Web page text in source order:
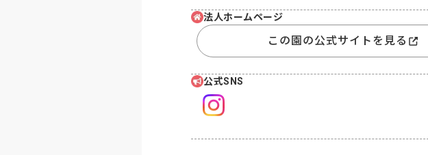
法人ホームページ
この園の公式サイトを見る
公式SNS